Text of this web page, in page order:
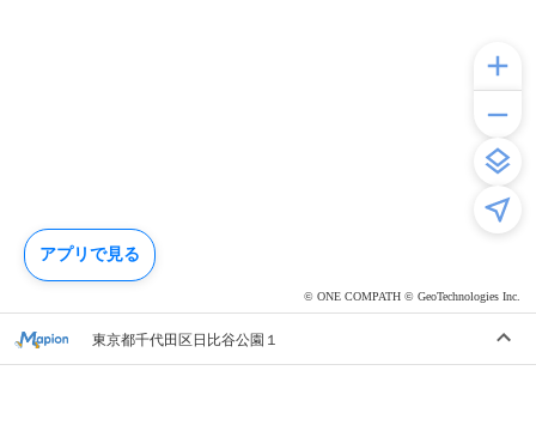
© ONE COMPATH © GeoTechnologies Inc.
東京都千代田区日比谷公園１
アプリで見る